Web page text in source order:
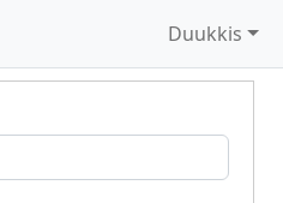
Duukkis